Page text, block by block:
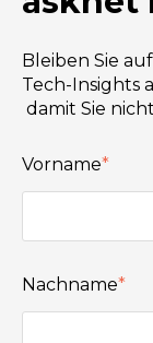
Bleiben Sie auf
Tech-Insights
damit Sie
Vorname*
Nachname*